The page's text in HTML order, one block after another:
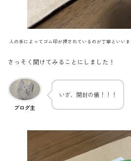
人の手によってゴム印が押されているのが丁寧といい
さっそく開けてみることにしました！
ブログ主
いざ、開封の儀！！！